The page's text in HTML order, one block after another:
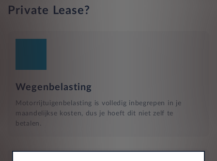
Private Lease?
Wegenbelasting
Motorrijtuigenbelasting is volledig inbegrepen in je
maandelijkse kosten, dus je hoeft dit niet zelf te
betalen.